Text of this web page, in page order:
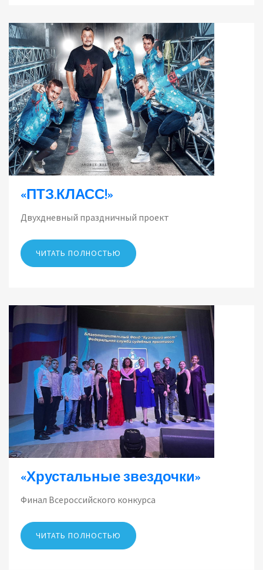
«ПТЗ.КЛАСС!»
Двухдневный праздничный проект
ЧИТАТЬ ПОЛНОСТЬЮ
«Хрустальные звездочки»
Финал Всероссийского конкурса
ЧИТАТЬ ПОЛНОСТЬЮ